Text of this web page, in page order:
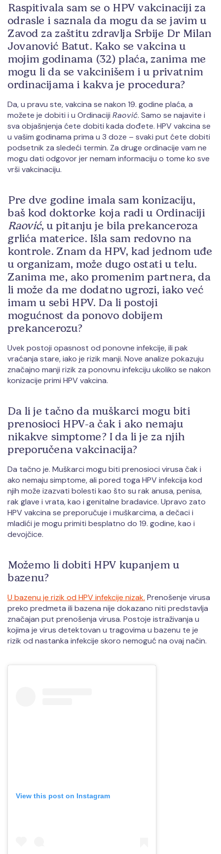
Raspitivala sam se o HPV vakcinaciji za
odrasle i saznala da mogu da se javim u
Zavod za zaštitu zdravlja Srbije Dr Milan
Jovanović Batut. Kako se vakcina u
mojim godinama (32) plaća, zanima me
mogu li da se vakcinišem i u privatnim
ordinacijama i kakva je procedura?
Da, u pravu ste, vakcina se nakon 19. godine plaća, a
možete je dobiti i u Ordinaciji Raović. Samo se najavite i
sva objašnjenja ćete dobiti kada dođete. HPV vakcina se
u vašim godinama prima u 3 doze – svaki put ćete dobiti
podsetnik za sledeći termin. Za druge ordinacije vam ne
mogu dati odgovor jer nemam informaciju o tome ko sve
vrši vakcinaciju.
Pre dve godine imala sam konizaciju,
baš kod doktorke koja radi u Ordinaciji
Raović, u pitanju je bila prekanceroza
grlića materice. Išla sam redovno na
kontrole. Znam da HPV, kad jednom uđe
u organizam, može dugo ostati u telu.
Zanima me, ako promenim partnera, da
li može da me dodatno ugrozi, iako već
imam u sebi HPV. Da li postoji
mogućnost da ponovo dobijem
prekancerozu?
Uvek postoji opasnost od ponovne infekcije, ili pak
vraćanja stare, iako je rizik manji. Nove analize pokazuju
značajno manji rizik za ponovnu infekciju ukoliko se nakon
konizacije primi HPV vakcina.
Da li je tačno da muškarci mogu biti
prenosioci HPV-a čak i ako nemaju
nikakve simptome? I da li je za njih
preporučena vakcinacija?
Da tačno je. Muškarci mogu biti prenosioci virusa čak i
ako nemaju simptome, ali pored toga HPV infekcija kod
njih može izazvati bolesti kao što su rak anusa, penisa,
rak glave i vrata, kao i genitalne bradavice. Upravo zato
HPV vakcina se preporučuje i muškarcima, a dečaci i
mladići je mogu primiti besplatno do 19. godine, kao i
devojčice.
Možemo li dobiti HPV kupanjem u
bazenu?
U bazenu je rizik od HPV infekcije nizak. Prenošenje virusa
preko predmeta ili bazena nije dokazano niti predstavlja
značajan put prenošenja virusa. Postoje istraživanja u
kojima je virus detektovan u tragovima u bazenu te je
rizik od nastanka infekcije skoro nemoguć na ovaj način.
View this post on Instagram